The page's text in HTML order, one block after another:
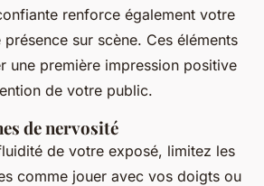
renforce également votre
sur scène. Ces éléments
une première impression positive
de votre public.
de nervosité
de votre exposé, limitez les
comme jouer avec vos doigts ou